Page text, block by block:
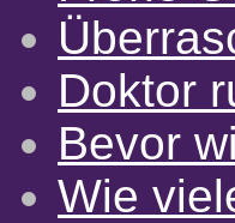
Doktor
Bevor
Wie